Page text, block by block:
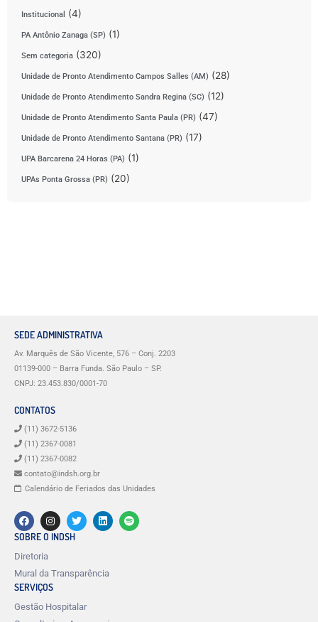
Institucional (4)
PA Antônio Zanaga (SP) (1)
Sem categoria (320)
Unidade de Pronto Atendimento Campos Salles (AM) (28)
Unidade de Pronto Atendimento Sandra Regina (SC) (12)
Unidade de Pronto Atendimento Santa Paula (PR) (47)
Unidade de Pronto Atendimento Santana (PR) (17)
UPA Barcarena 24 Horas (PA) (1)
UPAs Ponta Grossa (PR) (20)
SEDE ADMINISTRATIVA
Av. Marquês de São Vicente, 576 – Conj. 2203
01139-000 – Barra Funda. São Paulo – SP.
CNPJ: 23.453.830/0001-70
CONTATOS
(11) 3672-5136
(11) 2367-0081
(11) 2367-0082
contato@indsh.org.br
Calendário de Feriados das Unidades
SOBRE O INDSH
Diretoria
Mural da Transparência
SERVIÇOS
Gestão Hospitalar